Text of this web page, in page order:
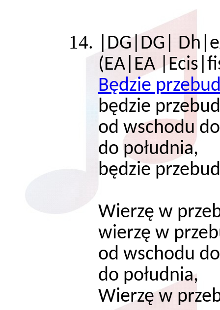
|DG|DG|
(EA|EA
Będzie
będzie
od wschodu
do południa,
będzie
Wierzę w
wierzę w
od wschodu
do południa,
Wierzę w